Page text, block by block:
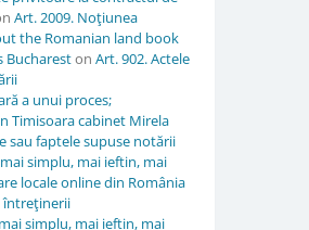
Art. 2009. Noţiunea
the Romanian land book
Buchareston Art. 902. Actele
a unui proces;
Timisoara cabinet Mirela
sau faptele supuse notării
mai simplu, mai ieftin, mai
locale online din România
întreţinerii
simplu, mai ieftin, mai